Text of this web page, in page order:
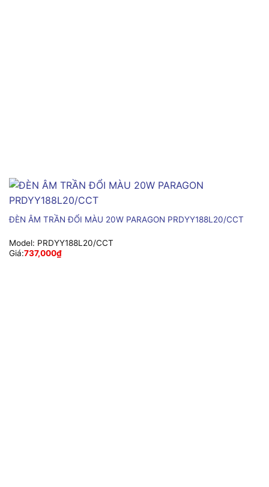
ĐÈN ÂM TRẦN ĐỔI MÀU 20W PARAGON PRDYY188L20/CCT
Model: PRDYY188L20/CCT
Giá:737,000₫